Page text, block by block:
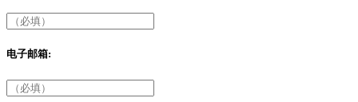
电子邮箱: